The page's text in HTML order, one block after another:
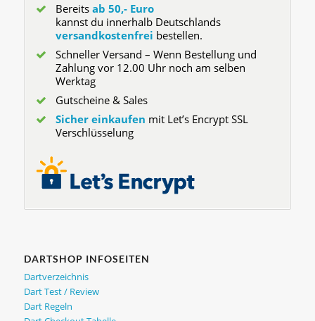
Bereits ab 50,- Euro
kannst du innerhalb Deutschlands
versandkostenfrei bestellen.
Schneller Versand – Wenn Bestellung und
Zahlung vor 12.00 Uhr noch am selben
Werktag
Gutscheine & Sales
Sicher einkaufen mit Let’s Encrypt SSL
Verschlüsselung
DARTSHOP INFOSEITEN
Dartverzeichnis
Dart Test / Review
Dart Regeln